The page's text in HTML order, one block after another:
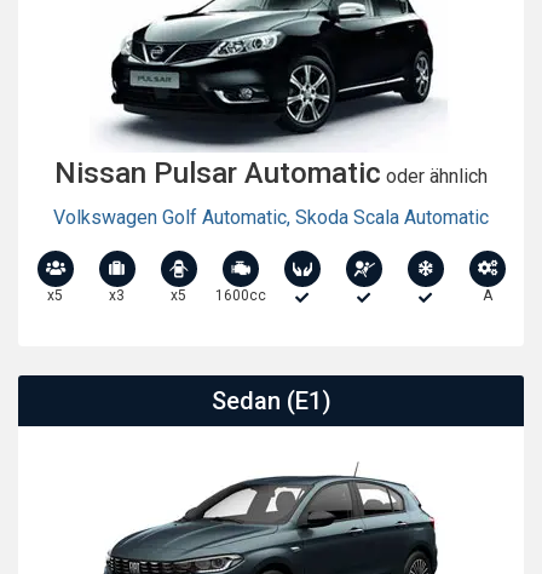
Nissan Pulsar Automatic oder ähnlich
Volkswagen Golf Automatic, Skoda Scala Automatic
x5 x3 x5 1600cc A
Sedan (E1)